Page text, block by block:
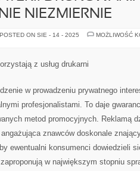
NIEZMIERNIE
POSTED ON SIE - 14 - 2025
MOŻLIWOŚĆ
z usług drukarni
w prowadzeniu prywatnego
profesjonalistami. To daje
metod promocyjnych. Reklamą
znawców doskonale
ewentualni konsumenci dowiedzieli
w największym stopniu